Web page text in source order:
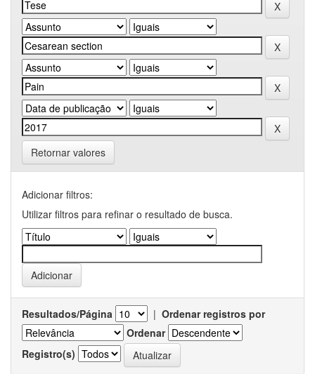
Retornar valores
Adicionar filtros:
Utilizar filtros para refinar o resultado de busca.
Resultados/Página | Ordenar registros por
Ordenar
Registro(s)